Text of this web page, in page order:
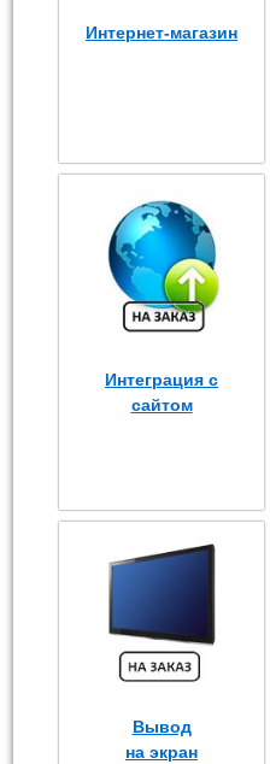
Интернет-магазин
Интеграция с
сайтом
Вывод
на экран